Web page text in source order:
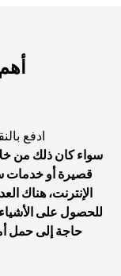
أهم 5 ميزات
ادفع
سواء كان ذلك من
قصيرة أو خدمات
الإنترنت، هناك
للحصول على
حاجة إلى حمل